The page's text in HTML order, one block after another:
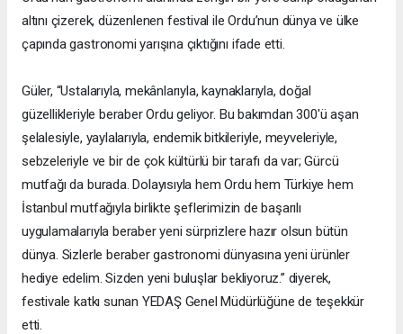
altını çizerek, düzenlenen festival ile Ordu’nun dünya ve ülke
çapında gastronomi yarışına çıktığını ifade etti.
Güler, “Ustalarıyla, mekânlarıyla, kaynaklarıyla, doğal
güzellikleriyle beraber Ordu geliyor. Bu bakımdan 300'ü aşan
şelalesiyle, yaylalarıyla, endemik bitkileriyle, meyveleriyle,
sebzeleriyle ve bir de çok kültürlü bir tarafı da var; Gürcü
mutfağı da burada. Dolayısıyla hem Ordu hem Türkiye hem
İstanbul mutfağıyla birlikte şeflerimizin de başarılı
uygulamalarıyla beraber yeni sürprizlere hazır olsun bütün
dünya. Sizlerle beraber gastronomi dünyasına yeni ürünler
hediye edelim. Sizden yeni buluşlar bekliyoruz.” diyerek,
festivale katkı sunan YEDAŞ Genel Müdürlüğüne de teşekkür
etti.